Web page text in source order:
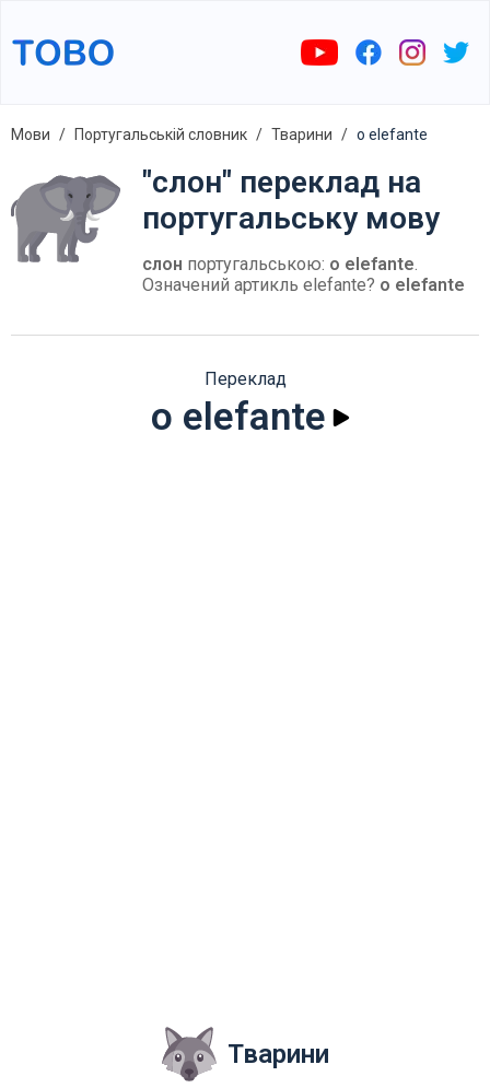
Мови Португальській словник Тварини o elefante
"слон" переклад на
португальську мову
слон португальською: o elefante.
Означений артикль elefante? o elefante
Переклад
o elefante
Тварини